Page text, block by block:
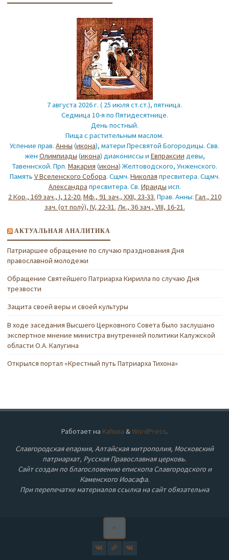
7 августа 2026 г. ( 25 июля ст.ст.), пятница.
Седмица 10-я по Пятидесятнице.
День постный.
Пища с растительным маслом.
Успение прав. Анны (икона), матери Пресвятой Богородицы. Свв.
жен Олимпиады (икона) диакониссы и Евпраксии девы,
Тавеннской. Прп. Макария (икона) Желтоводского, Унженского.
Память V Вселенского Собора. Сщмч. Николая пресвитера. Сщмч.
Александра пресвитера. Св. Ираиды исп.
2 Кор., 169 зач., I, 12-20. Мф., 91 зач., XXII, 23-33. Прав. Анны: Гал., 210
зач. (от полу́), IV, 22-31. Лк., 36 зач., VIII, 16-21.
АКТУАЛЬНАЯ АНАЛИТИКА
Патриаршее обращение по случаю празднования Дня
православной молодежи
Обращение Святейшего Патриарха Кирилла по случаю Дня
трезвости
Защита своей веры и своей культуры
В ходе заседания Высшего Церковного Совета было заслушано
экспертное мнение министра внутренней политики Калужской
области О.А. Калугина
Открылся портал «Крестный путь Патриарха Тихона»
Работает на Kahuna &WordPress.
Славгородская епархия, Алтайская митрополия, Московский
патриархат, Русская Православная церковь.
Сайт создан по благословению епископа Славгородского и
Каменского Иоасафа.
При перепечатке материалов ссылка на сайт обязательна